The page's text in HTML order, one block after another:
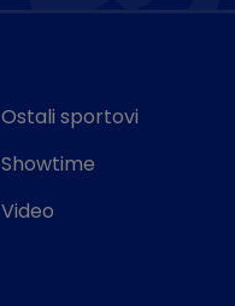
Ostali sportovi
Showtime
Video